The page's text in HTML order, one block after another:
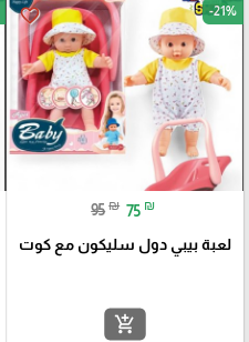
favorite_border -21%
95 ₪ 75 ₪
لعبة بيبي دول سليكون مع كوت
add_shopping_cart